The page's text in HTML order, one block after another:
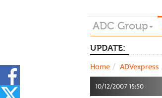
ADC Group
UPDATE:
Home ADVexpress
10/12/2007 15:50